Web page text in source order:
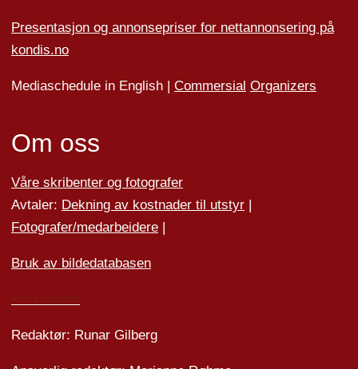
Presentasjon og annonsepriser for nettannonsering på
kondis.no
Mediaschedule in English | Commersial Organizers
Om oss
Våre skribenter og fotografer
Avtaler: Dekning av kostnader til utstyr|
Fotografer/medarbeidere|
Bruk av bildedatabasen
Redaktør: Runar Gilberg